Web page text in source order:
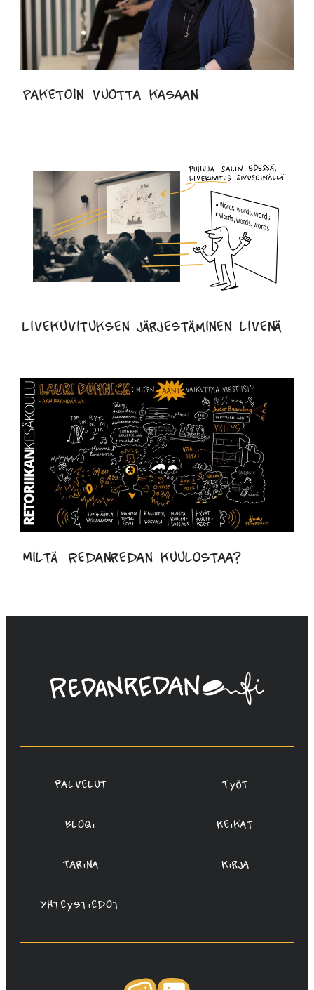
Paketoin vuotta kasaan
Livekuvituksen järjestäminen livenä
Miltä Redanredan kuulostaa?
Linda
Saukko-
Oy
Palvelut Työt
Blogi Keikat
Tarina Kirja
Yhteystiedot
Instagram